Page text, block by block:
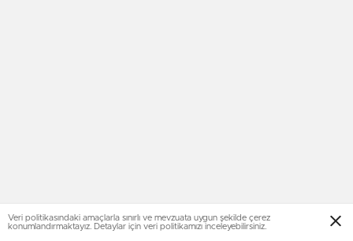
Veri politikasındaki amaçlarla sınırlı ve mevzuata uygun şekilde çerez
konumlandırmaktayız. Detaylar için veri politikamızı inceleyebilirsiniz.